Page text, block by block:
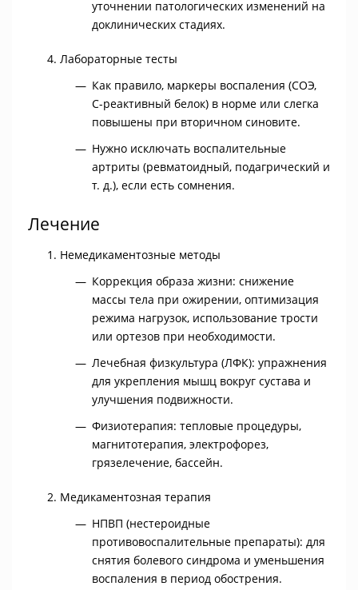
уточнении патологических изменений на
доклинических стадиях.
Лабораторные тесты
Как правило, маркеры воспаления (СОЭ,
С-реактивный белок) в норме или слегка
повышены при вторичном синовите.
Нужно исключать воспалительные
артриты (ревматоидный, подагрический и
т. д.), если есть сомнения.
Лечение
Немедикаментозные методы
Коррекция образа жизни: снижение
массы тела при ожирении, оптимизация
режима нагрузок, использование трости
или ортезов при необходимости.
Лечебная физкультура (ЛФК): упражнения
для укрепления мышц вокруг сустава и
улучшения подвижности.
Физиотерапия: тепловые процедуры,
магнитотерапия, электрофорез,
грязелечение, бассейн.
Медикаментозная терапия
НПВП (нестероидные
противовоспалительные препараты): для
снятия болевого синдрома и уменьшения
воспаления в период обострения.